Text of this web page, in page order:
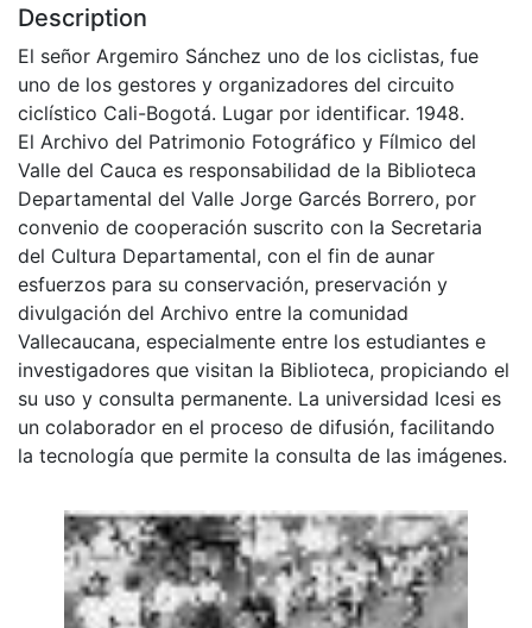
Description
El señor Argemiro Sánchez uno de los ciclistas, fue
uno de los gestores y organizadores del circuito
ciclístico Cali-Bogotá. Lugar por identificar. 1948.
El Archivo del Patrimonio Fotográfico y Fílmico del
Valle del Cauca es responsabilidad de la Biblioteca
Departamental del Valle Jorge Garcés Borrero, por
convenio de cooperación suscrito con la Secretaria
del Cultura Departamental, con el fin de aunar
esfuerzos para su conservación, preservación y
divulgación del Archivo entre la comunidad
Vallecaucana, especialmente entre los estudiantes e
investigadores que visitan la Biblioteca, propiciando el
su uso y consulta permanente. La universidad Icesi es
un colaborador en el proceso de difusión, facilitando
la tecnología que permite la consulta de las imágenes.